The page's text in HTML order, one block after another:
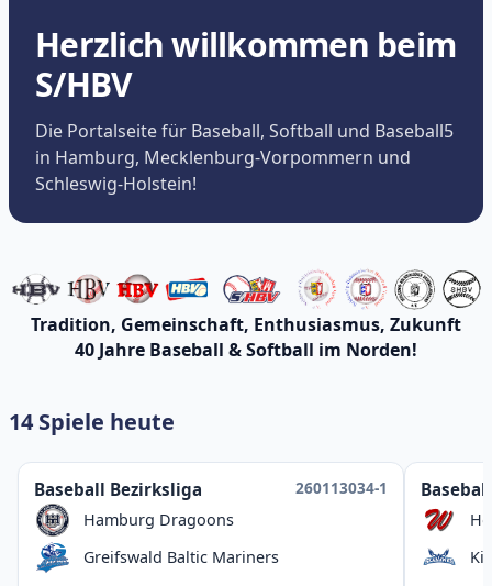
Herzlich willkommen beim
S/HBV
Die Portalseite für Baseball, Softball und Baseball5
in Hamburg, Mecklenburg-Vorpommern und
Schleswig-Holstein!
Tradition, Gemeinschaft, Enthusiasmus, Zukunft
40 Jahre Baseball & Softball im Norden!
14 Spiele heute
Baseball Bezirksliga
260113034-1
Hamburg Dragoons
Greifswald Baltic Mariners